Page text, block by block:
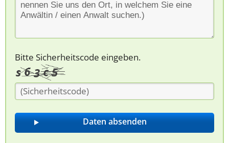
Bitte Sicherheitscode eingeben.